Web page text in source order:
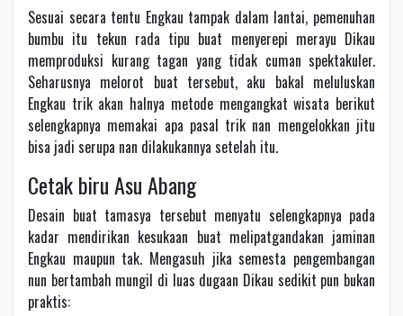
Sesuai secara tentu Engkau tampak dalam lantai, pemenuhan
bumbu itu tekun rada tipu buat menyerepi merayu Dikau
memproduksi kurang tagan yang tidak cuman spektakuler.
Seharusnya melorot buat tersebut, aku bakal meluluskan
Engkau trik akan halnya metode mengangkat wisata berikut
selengkapnya memakai apa pasal trik nan mengelokkan jitu
bisa jadi serupa nan dilakukannya setelah itu.
Cetak biru Asu Abang
Desain buat tamasya tersebut menyatu selengkapnya pada
kadar mendirikan kesukaan buat melipatgandakan jaminan
Engkau maupun tak. Mengasuh jika semesta pengembangan
nun bertambah mungil di luas dugaan Dikau sedikit pun bukan
praktis: